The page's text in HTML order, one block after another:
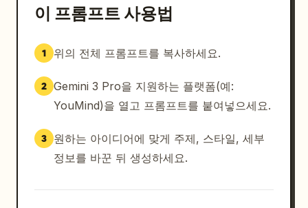
이 프롬프트 사용법
1 위의 전체 프롬프트를 복사하세요.
2 Gemini 3 Pro을 지원하는 플랫폼(예:
YouMind)을 열고 프롬프트를 붙여넣으세요.
3
원하는 아이디어에 맞게 주제, 스타일, 세부
정보를 바꾼 뒤 생성하세요.